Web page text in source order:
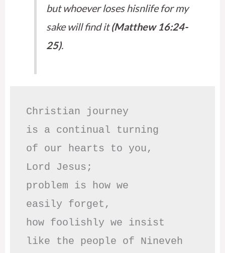
but whoever loses hisnlife for my
sake will find it(Matthew 16:24-
25).
Christian journey
is a continual turning
of our hearts to you,
Lord Jesus;
problem is how we
easily forget,
how foolishly we insist
like the people of Nineveh